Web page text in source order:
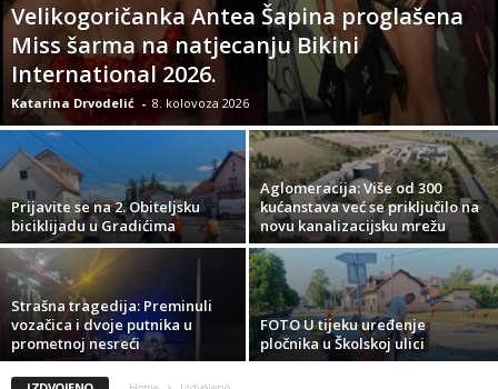
Velikogoričanka Antea Šapina proglašena
Miss šarma na natjecanju Bikini
International 2026.
Katarina Drvodelić - 8. kolovoza 2026
Prijavite se na 2. Obiteljsku
biciklijadu u Gradićima
Aglomeracija: Više od 300
kućanstava već se priključilo na
novu kanalizacijsku mrežu
Strašna tragedija: Preminuli
vozačica i dvoje putnika u
prometnoj nesreći
FOTO U tijeku uređenje
pločnika u Školskoj ulici